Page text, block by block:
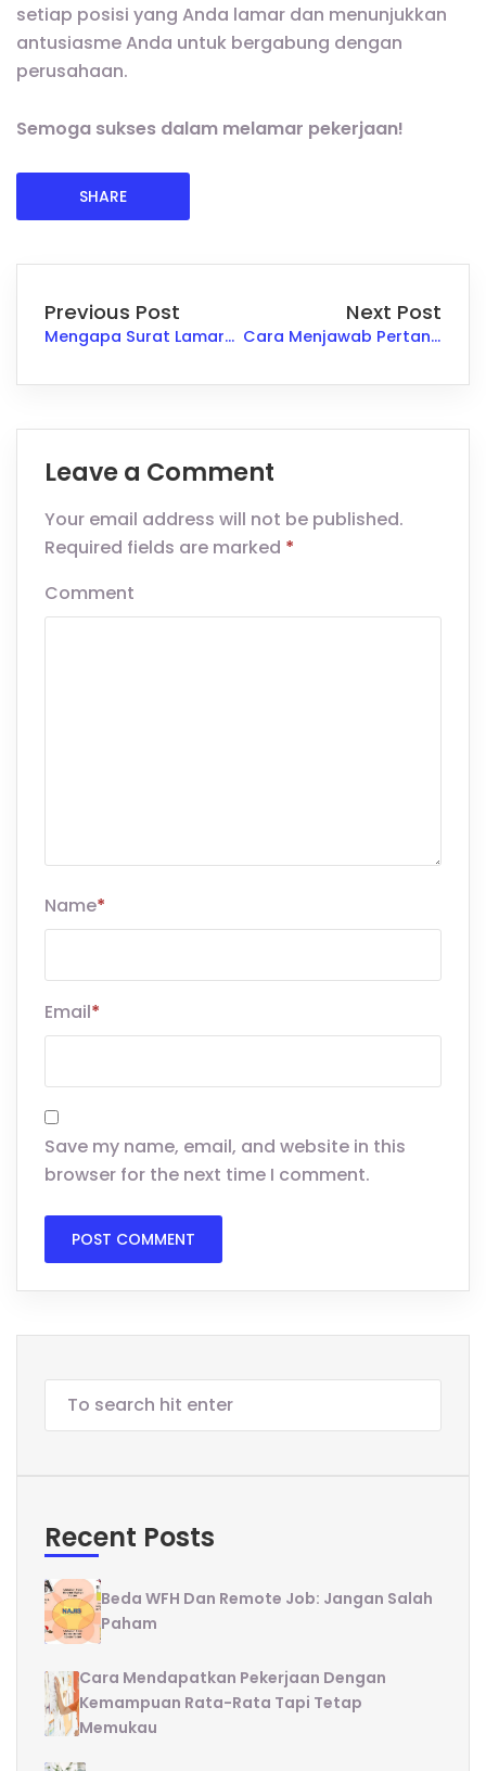
setiap posisi yang Anda lamar dan menunjukkan
antusiasme Anda untuk bergabung dengan
perusahaan.
Semoga sukses dalam melamar pekerjaan!
SHARE
Previous Post
Mengapa Surat Lamaran Pekerjaan Diperlukan untuk Melamar Kerja?: Kunci Penting Membuka Pintu Kesempatan
Next Post
Cara Menjawab Pertanyaan “Deskripsikan Diri Anda”: Kunci Sukses Memukau Pewawancara
Leave a Comment
Your email address will not be published.
Required fields are marked *
Comment
Name*
Email*
Save my name, email, and website in this
browser for the next time I comment.
Recent Posts
Beda WFH Dan Remote Job: Jangan Salah
Paham
Cara Mendapatkan Pekerjaan Dengan
Kemampuan Rata-Rata Tapi Tetap
Memukau